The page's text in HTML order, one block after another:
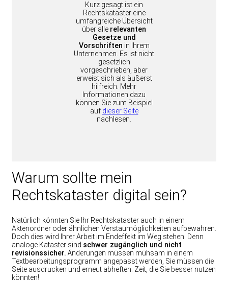
Kurz gesagt ist ein
Rechtskataster eine
umfangreiche Übersicht
über alle relevanten
Gesetze und
Vorschriften in Ihrem
Unternehmen. Es ist nicht
gesetzlich
vorgeschrieben, aber
erweist sich als äußerst
hilfreich. Mehr
Informationen dazu
können Sie zum Beispiel
aufdieser Seite
nachlesen.
Warum sollte mein
Rechtskataster digital sein?
Natürlich könnten Sie Ihr Rechtskataster auch in einem
Aktenordner oder ähnlichen Verstaumöglichkeiten aufbewahren.
Doch dies wird Ihrer Arbeit im Endeffekt im Weg stehen. Denn
analoge Kataster sind schwer zugänglich und nicht
revisionssicher. Änderungen müssen mühsam in einem
Textbearbeitungsprogramm angepasst werden, Sie müssen die
Seite ausdrucken und erneut abheften. Zeit, die Sie besser nutzen
könnten!